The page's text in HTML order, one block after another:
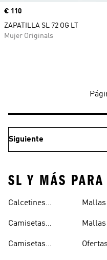
Precio
€ 110
ZAPATILLA SL 72 OG LT
Mujer Originals
Siguiente
SL Y MÁS PARA
Calcetines
Camisetas
Camisetas